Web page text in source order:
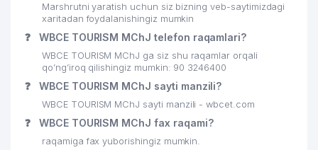
23 SSP-MAROQAND UK 570 м
24
O'ZBEKISTON RESPUBLIKASI
QOSHIDAGI BOSH TIBBIY
BOSHQARMA
572 м
25
O'ZBEKISTON RESPUBLIKASI
FANLAR AKADEMIYASI
IMMUNOLOGIYA VA INSON
GENOMIKASI INSTITUTI
Marshrutni yaratish uchun siz bizning veb-saytimizdagi
xaritadan foydalanishingiz mumkin
❓ WBCE TOURISM MChJ telefon raqamlari?
WBCE TOURISM MChJ ga siz shu raqamlar orqali
qo’ng’iroq qilishingiz mumkin: 90 3246400
❓ WBCE TOURISM MChJ sayti manzili?
WBCE TOURISM MChJ sayti manzili - wbcet.com
❓ WBCE TOURISM MChJ fax raqami?
raqamiga fax yuborishingiz mumkin.